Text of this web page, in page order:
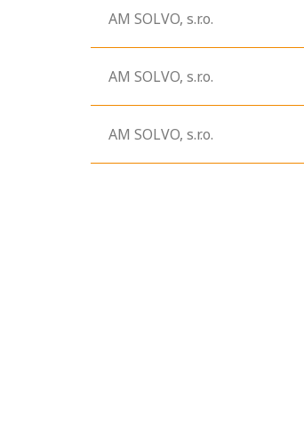
AM SOLVO, s.r.o.
AM SOLVO, s.r.o.
AM SOLVO, s.r.o.